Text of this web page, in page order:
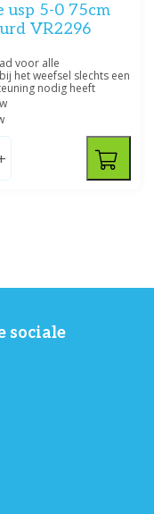
usp 5-0 75cm
VR2296
voor alle
het weefsel slechts een
nodig heeft
sociale